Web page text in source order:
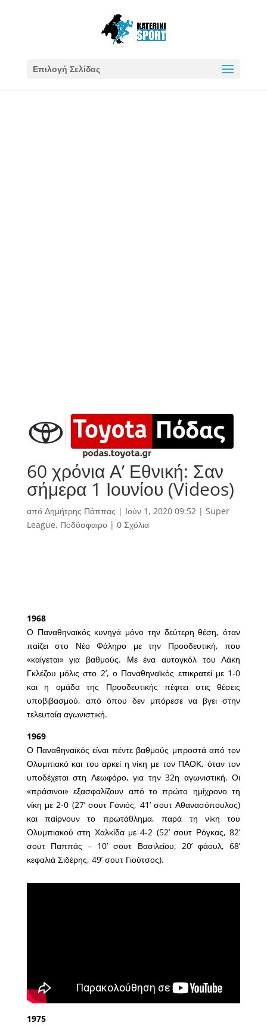
Επιλογή Σελίδας
60 χρόνια Α’ Εθνική: Σαν
σήμερα 1 Ιουνίου (Videos)
από Δημήτρης Πάππας | Ιούν 1, 2020 09:52| Super
League, Ποδόσφαιρο| 0 Σχόλια
1968
Ο Παναθηναϊκός κυνηγά μόνο την δεύτερη θέση, όταν
παίζει στο Νέο Φάληρο με την Προοδευτική, που
«καίγεται» για βαθμούς. Με ένα αυτογκόλ του Λάκη
Γκλέζου μόλις στο 2’, ο Παναθηναϊκός επικρατεί με 1-0
και η ομάδα της Προοδευτικής πέφτει στις θέσεις
υποβιβασμού, από όπου δεν μπόρεσε να βγει στην
τελευταία αγωνιστική.
1969
Ο Παναθηναϊκός είναι πέντε βαθμούς μπροστά από τον
Ολυμπιακό και του αρκεί η νίκη με τον ΠΑΟΚ, όταν τον
υποδέχεται στη Λεωφόρο, για την 32η αγωνιστική. Οι
«πράσινοι» εξασφαλίζουν από το πρώτο ημίχρονο τη
νίκη με 2-0 (27’ σουτ Γονιός, 41’ σουτ Αθανασόπουλος)
και παίρνουν το πρωτάθλημα, παρά τη νίκη του
Ολυμπιακού στη Χαλκίδα με 4-2 (52’ σουτ Ρόγκας, 82’
σουτ Παππάς – 10’ σουτ Βασιλείου, 20’ φάουλ, 68’
κεφαλιά Σιδέρης, 49’ σουτ Γιούτσος).
1975